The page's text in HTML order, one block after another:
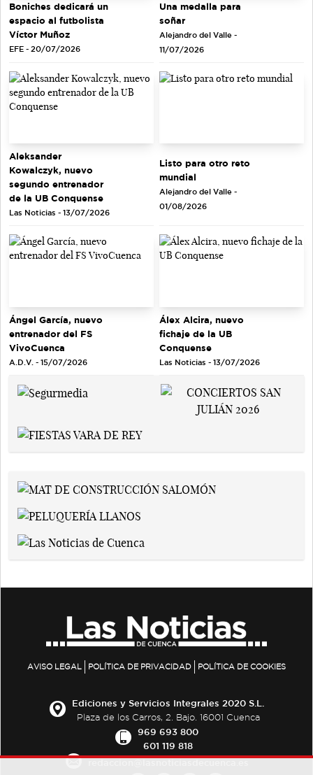
Boniches dedicará un
espacio al futbolista
Víctor Muñoz
EFE - 20/07/2026
Una medalla para
soñar
Alejandro del Valle -
11/07/2026
Aleksander
Kowalczyk, nuevo
segundo entrenador
de la UB Conquense
Las Noticias - 13/07/2026
Listo para otro reto
mundial
Alejandro del Valle -
01/08/2026
Ángel García, nuevo
entrenador del FS
VivoCuenca
A.D.V. - 15/07/2026
Álex Alcira, nuevo
fichaje de la UB
Conquense
Las Noticias - 13/07/2026
AVISO LEGAL POLÍTICA DE PRIVACIDAD POLÍTICA DE COOKIES
Ediciones y Servicios Integrales 2020 S.L.
Plaza de los Carros, 2. Bajo. 16001 Cuenca
969 693 800
601 119 818